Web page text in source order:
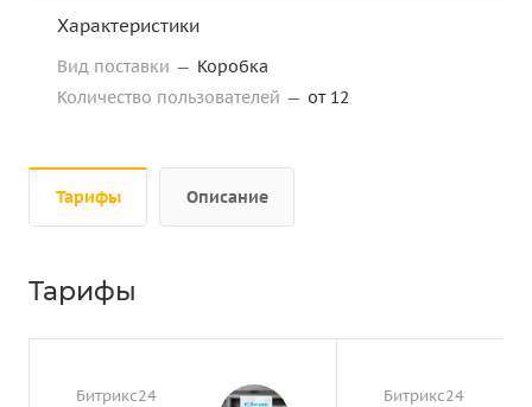
Характеристики
Вид поставки — Коробка
Количество пользователей — от 12
Тарифы Описание
Тарифы
Битрикс24
Битрикс24